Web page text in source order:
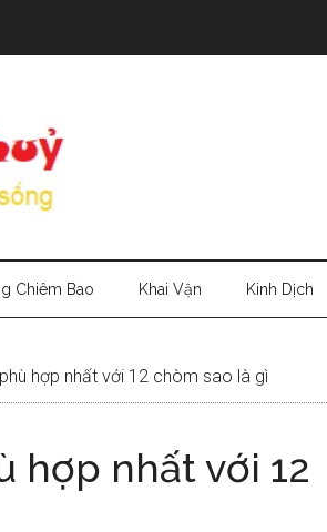
Chiêm Bao Khai Vận Kinh Dịch
hợp nhất với 12 chòm sao là gì
hợp nhất với 12